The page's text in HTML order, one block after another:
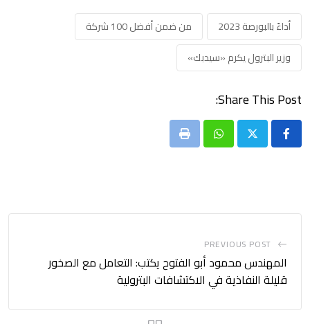
أداءً بالبورصة 2023
من ضمن أفضل 100 شركة
وزير البترول يكرم «سيدبك»
Share This Post:
Whatsapp
Print
PREVIOUS POST
المهندس محمود أبو الفتوح يكتب: التعامل مع الصخور
قليلة النفاذية في الاكتشافات البترولية